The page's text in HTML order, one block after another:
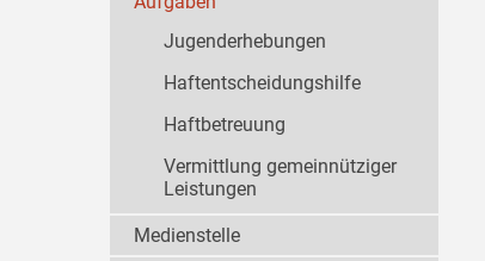
Jugenderhebungen
Haftentscheidungshilfe
Haftbetreuung
Vermittlung gemeinnütziger
Leistungen
Medienstelle